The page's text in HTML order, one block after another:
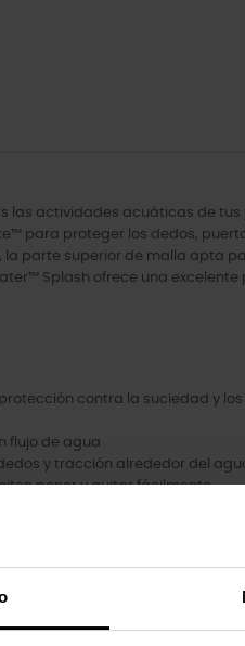
actividades acuáticas de
para proteger los dedos,
parte superior de malla apta
Splash ofrece una
contra la suciedad y los
flujo de agua
y tracción alrededor del
poner y quitar fácilmente
também